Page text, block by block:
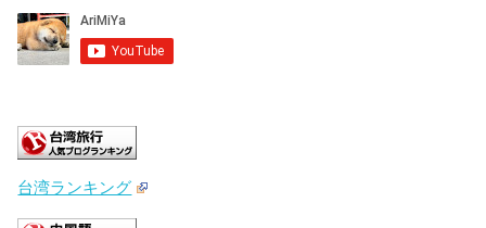
台湾ランキング